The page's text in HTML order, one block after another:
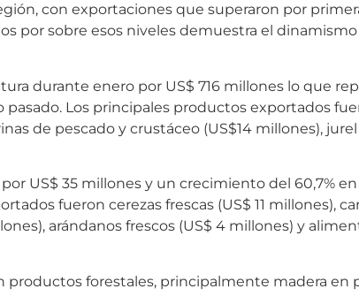
con exportaciones que superaron por
por sobre esos niveles demuestra el dinamismo
durante enero por US$ 716 millones lo que
Los principales productos exportados
de pescado y crustáceo (US$14 millones), jurel
US$ 35 millones y un crecimiento del 60,7% en
fueron cerezas frescas (US$ 11 millones),
arándanos frescos (US$ 4 millones) y
forestales, principalmente madera en